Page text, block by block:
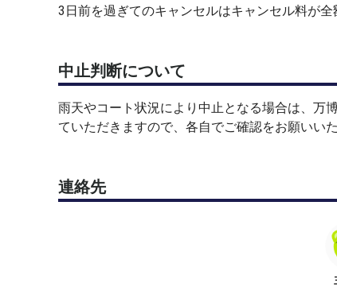
3日前を過ぎてのキャンセルはキャンセル料が全
中止判断について
雨天やコート状況により中止となる場合は、万
ていただきますので、各自でご確認をお願いいた
連絡先